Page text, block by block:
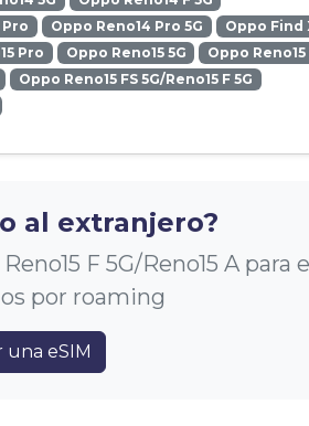
Pro Oppo Reno14 Pro 5G
Oppo Find
Pro Oppo Reno15 5G
Oppo Reno15
Oppo Reno15 FS 5G/Reno15 F 5G
al extranjero?
F 5G/Reno15 A para
por roaming
una eSIM